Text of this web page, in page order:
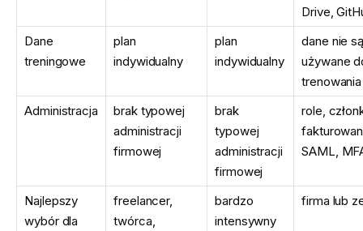
Drive,
Dane
treningowe
plan
indywidualny
plan
indywidualny
dane nie
używane
trenowania
Administracja
brak typowej
administracji
firmowej
brak
typowej
administracji
firmowej
role,
SAML,
Najlepszy
wybór dla
freelancer,
twórca,
bardzo
intensywny
firma lub